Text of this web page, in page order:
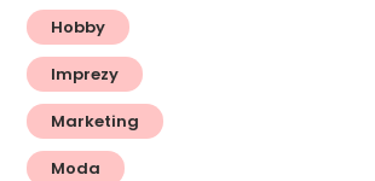
Hobby
Imprezy
Marketing
Moda